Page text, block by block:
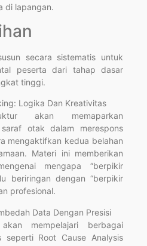
di lapangan.
secara sistematis untuk
peserta dari tahap dasar
tinggi.
Logika Dan Kreativitas
akan memaparkan
otak dalam merespons
mengaktifkan kedua belahan
Materi ini memberikan
mengapa “berpikir
beriringan dengan “berpikir
profesional.
Data Dengan Presisi
mempelajari berbagai
seperti Root Cause Analysis